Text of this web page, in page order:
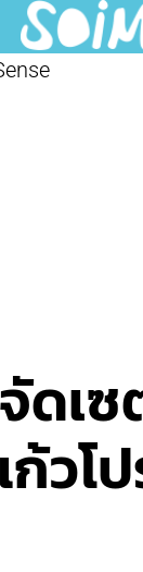
ด
วโ